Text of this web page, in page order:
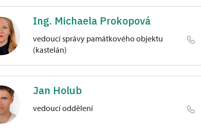
Ing. Michaela Prokopová
vedoucí správy památkového objektu
(kastelán)
náměstí 5. května 1/, Libochovice
Jan Holub
vedoucí oddělení